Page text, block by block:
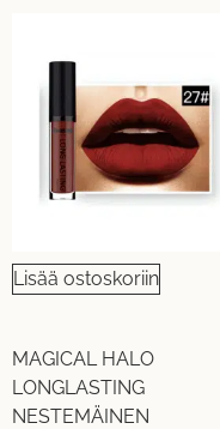
Lisää ostoskoriin
MAGICAL HALO
LONGLASTING
NESTEMÄINEN